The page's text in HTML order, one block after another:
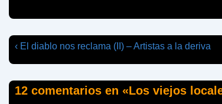
Navegación
de
entradas
La
entrada
anterior
es
‹ El diablo nos reclama (II) – Artistas a la deriva
12 comentarios en «Los viejos